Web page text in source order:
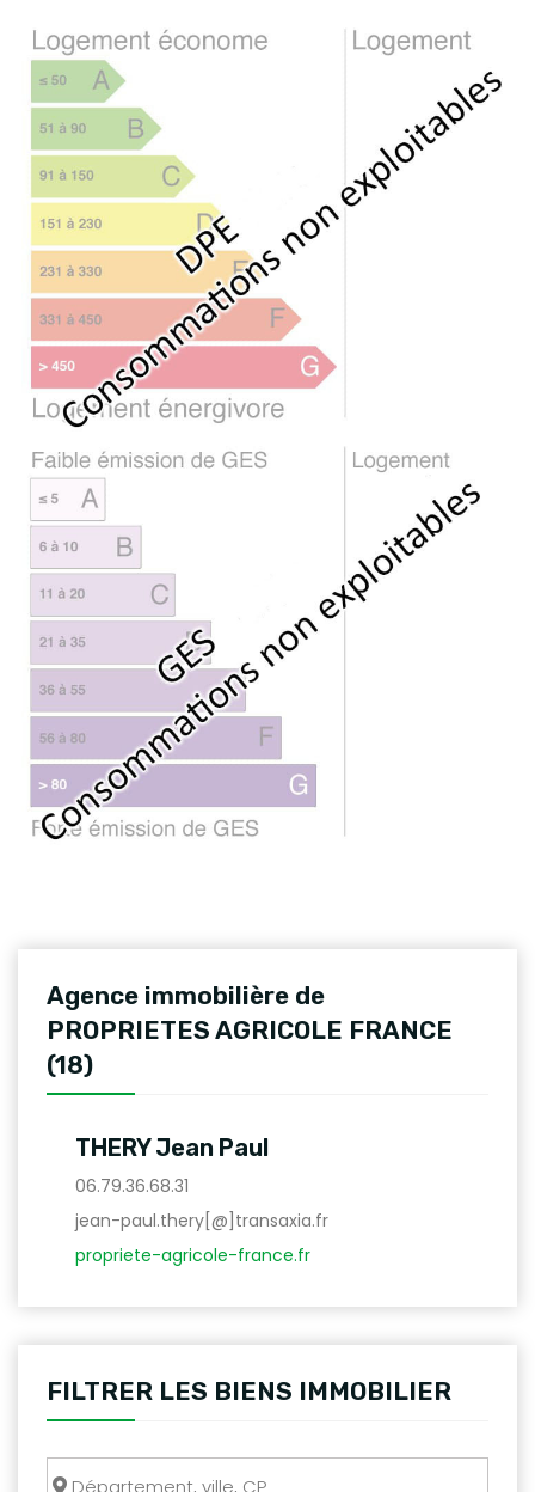
Agence immobilière de
PROPRIETES AGRICOLE FRANCE
(18)
THERY Jean Paul
06.79.36.68.31
jean-paul.thery[@]transaxia.fr
propriete-agricole-france.fr
FILTRER LES BIENS IMMOBILIER